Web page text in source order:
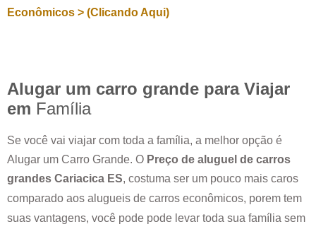
Econômicos > (Clicando Aqui)
Alugar um carro grande para Viajar
em Família
Se você vai viajar com toda a família, a melhor opção é
Alugar um Carro Grande. O Preço de aluguel de carros
grandes Cariacica ES, costuma ser um pouco mais caros
comparado aos alugueis de carros econômicos, porem tem
suas vantagens, você pode pode levar toda sua família sem